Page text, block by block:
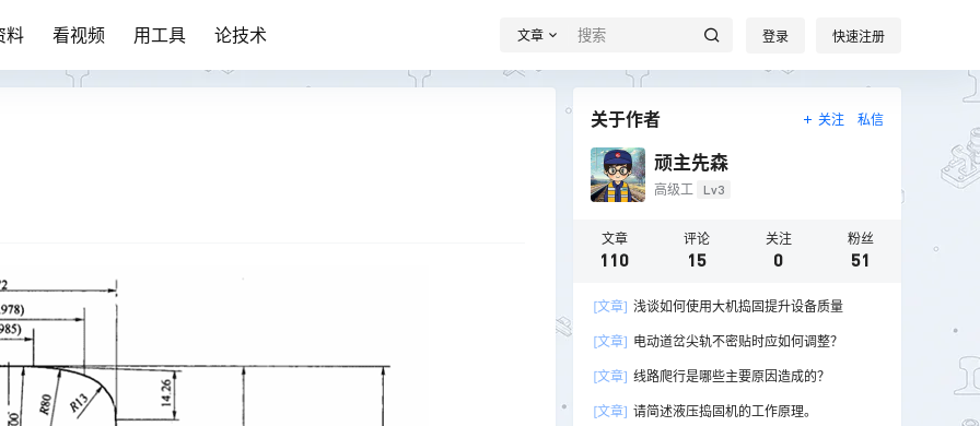
料 看视频 用工具 论技术 文章 登录 快速注册
关于作者 关注 私信
顽主先森
高级工 Lv3
文章
110
评论
15
关注
0
粉丝
51
[文章] 浅谈如何使用大机捣固提升设备质量
[文章] 电动道岔尖轨不密贴时应如何调整？
[文章] 线路爬行是哪些主要原因造成的？
[文章] 请简述液压捣固机的工作原理。